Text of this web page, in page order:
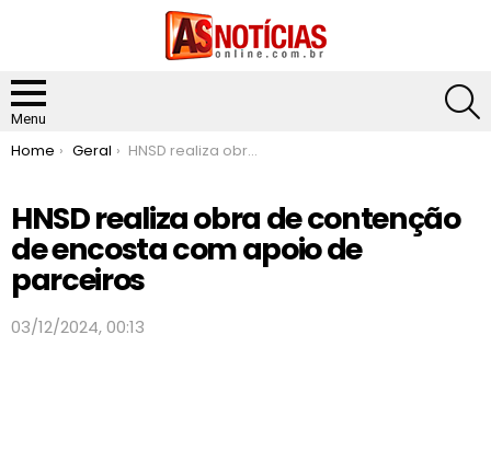
Menu
You are here:
Home Geral HNSD realiza obra de contenção de encosta com apoio de parceiros
HNSD realiza obra de contenção
de encosta com apoio de
parceiros
03/12/2024, 00:13